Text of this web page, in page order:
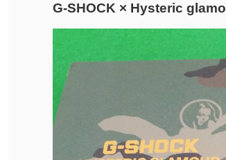
G-SHOCK × Hysteric